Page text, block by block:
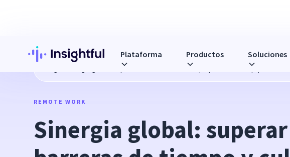
Plataforma Productos Soluciones
Sinergia global: superar las barreras de tiempo y cultura en equipos
REMOTE WORK
Sinergia global: